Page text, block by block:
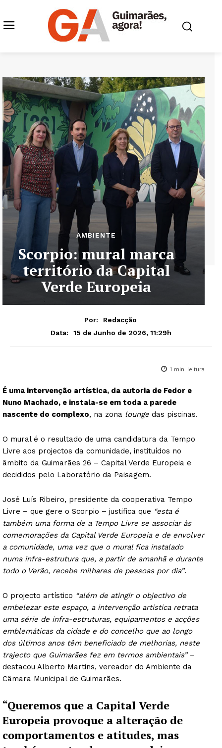
AMBIENTE
Scorpio: mural marca
território da Capital
Verde Europeia
Por:
Redacção
Data:
15 de Junho de 2026, 11:29h
1 min. leitura
É uma intervenção artística, da autoria de Fedor e
Nuno Machado, e instala-se em toda a parede
nascente do complexo, na zona lounge das piscinas.
O mural é o resultado de uma candidatura da Tempo
Livre aos projectos da comunidade, instituídos no
âmbito da Guimarães 26 – Capital Verde Europeia e
decididos pelo Laboratório da Paisagem.
José Luís Ribeiro, presidente da cooperativa Tempo
Livre – que gere o Scorpio – justifica que “esta é
também uma forma de a Tempo Livre se associar às
comemorações da Capital Verde Europeia e de envolver
a comunidade, uma vez que o mural fica instalado
numa infra-estrutura que, a partir de amanhã e durante
todo o Verão, recebe milhares de pessoas por dia”.
O projecto artístico “além de atingir o objectivo de
embelezar este espaço, a intervenção artística retrata
uma série de infra-estruturas, equipamentos e acções
emblemáticas da cidade e do concelho que ao longo
dos últimos anos têm beneficiado de melhorias, neste
trajecto que Guimarães fez em termos ambientais”–
destacou Alberto Martins, vereador do Ambiente da
Câmara Municipal de Guimarães.
“Queremos que a Capital Verde
Europeia provoque a alteração de
comportamentos e atitudes, mas